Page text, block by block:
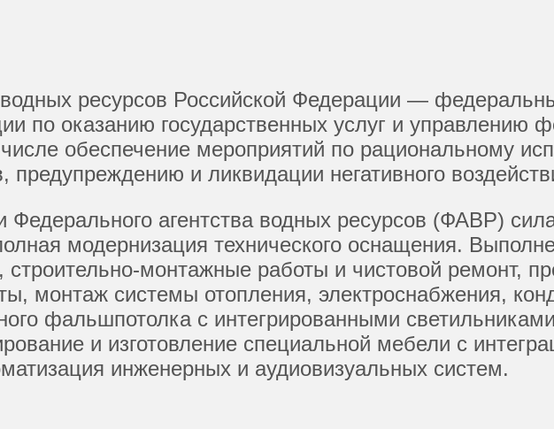
ресурсов Российской Федерации —
по оказанию государственных услуг и
обеспечение мероприятий по рациональному
предупреждению и ликвидации негативного
Федерального агентства водных ресурсов (ФАВР)
модернизация технического оснащения.
монтажные работы и чистовой ремонт,
монтаж системы отопления, электроснабжения,
фальшпотолка с интегрированными
и изготовление специальной мебели с
инженерных и аудиовизуальных систем.